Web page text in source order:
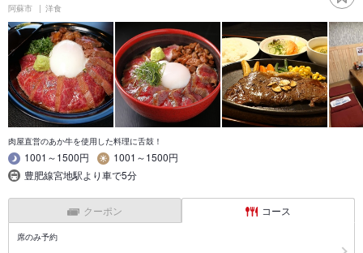
阿蘇市 洋食
肉屋直営のあか牛を使用した料理に舌鼓！
1001～1500円
1001～1500円
豊肥線宮地駅より車で5分
クーポン コース
席のみ予約